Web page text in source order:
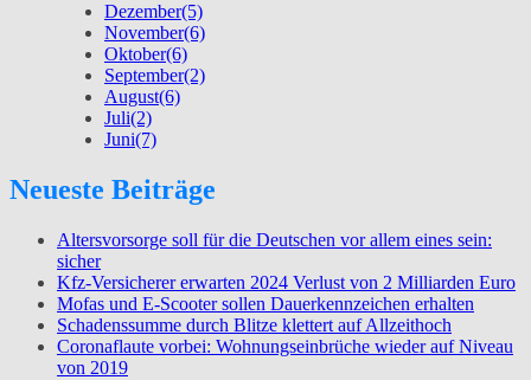
Dezember(5)
November(6)
Oktober(6)
September(2)
August(6)
Juli(2)
Juni(7)
Neueste Beiträge
Altersvorsorge soll für die Deutschen vor allem eines sein:
sicher
Kfz-Versicherer erwarten 2024 Verlust von 2 Milliarden Euro
Mofas und E-Scooter sollen Dauerkennzeichen erhalten
Schadenssumme durch Blitze klettert auf Allzeithoch
Coronaflaute vorbei: Wohnungseinbrüche wieder auf Niveau
von 2019